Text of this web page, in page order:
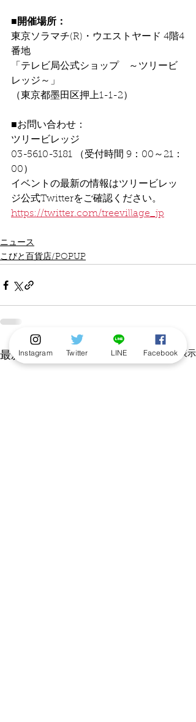
■開催場所：
東京ソラマチ(R)・ウエストヤード 4階4
番地
「テレビ局公式ショップ　～ツリービ
レッジ～」
（東京都墨田区押上1-1-2）
■お問い合わせ：
ツリービレッジ
03-5610-3181 （受付時間 9：00～21：
00）
イベントの最新の情報はツリービレッ
ジ公式Twitterをご確認ください。
https://twitter.com/treevillage_jp
ニュース
こびと百貨店/POPUP
最新記事 すべて表示
Instagram Twitter LINE Facebook